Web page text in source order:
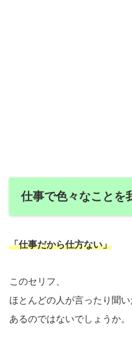
仕事で色々なことを
「仕事だから仕方ない」
このセリフ、
ほとんどの人が言ったり聞
あるのではないでしょうか。